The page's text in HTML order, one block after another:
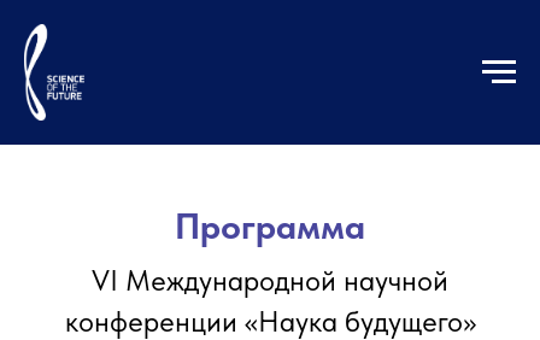
Программа
VI Международной научной
конференции «Наука будущего»